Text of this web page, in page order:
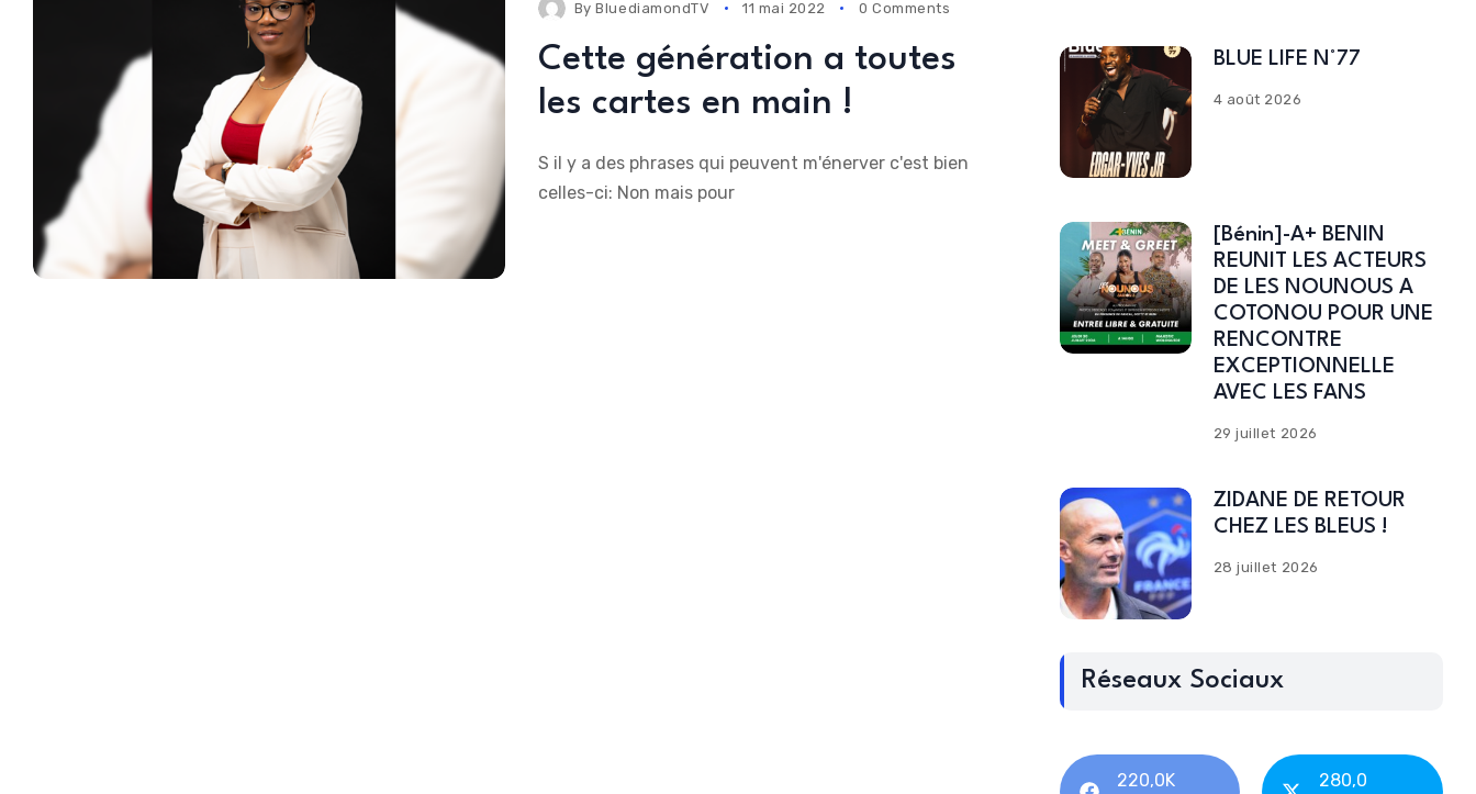
ByBluediamondTV 11 mai 2022 0 Comments
Cette génération a toutes
les cartes en main !
S il y a des phrases qui peuvent m'énerver c'est bien
celles-ci: Non mais pour
BLUE LIFE N°77
4 août 2026
[Bénin]-A+ BENIN
REUNIT LES ACTEURS
DE LES NOUNOUS A
COTONOU POUR UNE
RENCONTRE
EXCEPTIONNELLE
AVEC LES FANS
29 juillet 2026
ZIDANE DE RETOUR
CHEZ LES BLEUS !
28 juillet 2026
Réseaux Sociaux
220,0K 280,0